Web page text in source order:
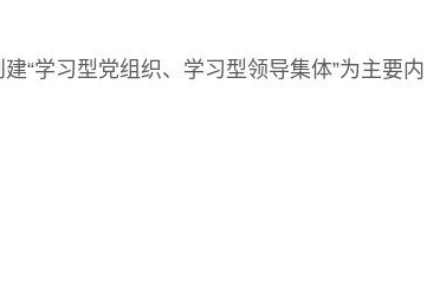
学习型党组织、学习型领导集体”为主要内